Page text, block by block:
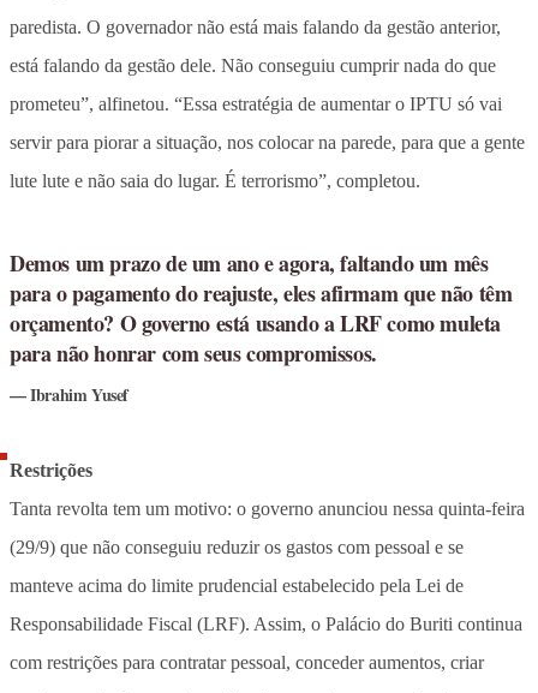
paredista. O governador não está mais falando da gestão anterior,
está falando da gestão dele. Não conseguiu cumprir nada do que
prometeu”, alfinetou. “Essa estratégia de aumentar o IPTU só vai
servir para piorar a situação, nos colocar na parede, para que a gente
lute lute e não saia do lugar. É terrorismo”, completou.
Demos um prazo de um ano e agora, faltando um mês
para o pagamento do reajuste, eles afirmam que não têm
orçamento? O governo está usando a LRF como muleta
para não honrar com seus compromissos.
Ibrahim Yusef
Restrições
Tanta revolta tem um motivo: o governo anunciou nessa quinta-feira
(29/9) que não conseguiu reduzir os gastos com pessoal e se
manteve acima do limite prudencial estabelecido pela Lei de
Responsabilidade Fiscal (LRF). Assim, o Palácio do Buriti continua
com restrições para contratar pessoal, conceder aumentos, criar